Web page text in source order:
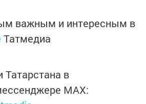
важным и интересным в
Татмедиа
Татарстана в
MАХ: